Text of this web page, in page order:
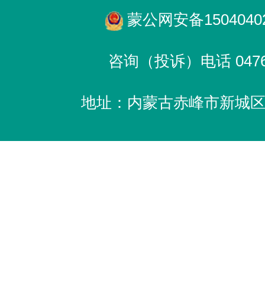
蒙公网安备
咨询（投诉）电话
地址：内蒙古赤峰市新城